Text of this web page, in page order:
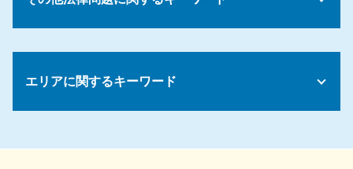
債務整理 デメリット 住宅ローン
就業規則 作り方
管理職 残業代
パワハラ 訴えられたら
セクハラ 加害者
限定承認 手続き
相続放棄 申述書
遺言 無効
遺言執行者 相続人
遺留分 兄弟
賃貸契約
不動産会社 トラブル
賃貸 退去トラブル
顧問弁護士 契約
債権 取り立て
景品表示法 わかりやすく
契約書 リーガル チェックとは
エリアに関するキーワード
労務問題 弁護士 相談 川崎市